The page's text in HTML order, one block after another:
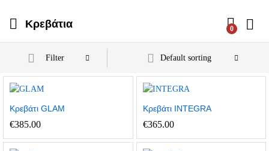
Κρεβάτια 0
Filter Default sorting
Κρεβάτι GLAM
€385.00
Κρεβάτι INTEGRA
€365.00